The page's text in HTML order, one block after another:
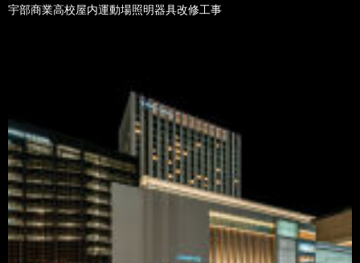
宇部商業高校屋内運動場照明器具改修工事